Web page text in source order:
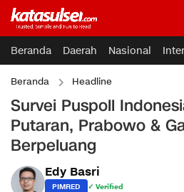
Beranda Daerah Nasional
Beranda Headline
Survei Puspoll
Putaran, Prabowo &
Berpeluang
Edy Basri
PIMRED ✓ Verified